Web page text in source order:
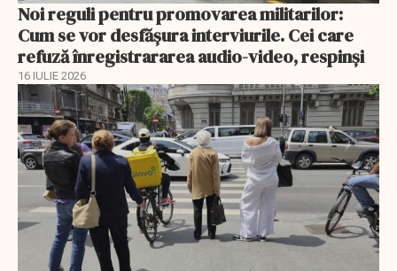
Noi reguli pentru promovarea militarilor:
Cum se vor desfășura interviurile. Cei care
refuză înregistrararea audio-video, respinşi
16 IULIE 2026